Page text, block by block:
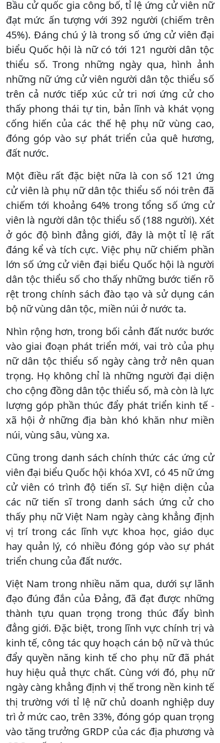
Bầu cử quốc gia công bố, tỉ lệ ứng cử viên nữ
đạt mức ấn tượng với 392 người (chiếm trên
45%). Đáng chú ý là trong số ứng cử viên đại
biểu Quốc hội là nữ có tới 121 người dân tộc
thiểu số. Trong những ngày qua, hình ảnh
những nữ ứng cử viên người dân tộc thiểu số
trên cả nước tiếp xúc cử tri nơi ứng cử cho
thấy phong thái tự tin, bản lĩnh và khát vọng
cống hiến của các thế hệ phụ nữ vùng cao,
đóng góp vào sự phát triển của quê hương,
đất nước.
Một điều rất đặc biệt nữa là con số 121 ứng
cử viên là phụ nữ dân tộc thiểu số nói trên đã
chiếm tới khoảng 64% trong tổng số ứng cử
viên là người dân tộc thiểu số (188 người). Xét
ở góc độ bình đẳng giới, đây là một tỉ lệ rất
đáng kể và tích cực. Việc phụ nữ chiếm phần
lớn số ứng cử viên đại biểu Quốc hội là người
dân tộc thiểu số cho thấy những bước tiến rõ
rệt trong chính sách đào tạo và sử dụng cán
bộ nữ vùng dân tộc, miền núi ở nước ta.
Nhìn rộng hơn, trong bối cảnh đất nước bước
vào giai đoạn phát triển mới, vai trò của phụ
nữ dân tộc thiểu số ngày càng trở nên quan
trọng. Họ không chỉ là những người đại diện
cho cộng đồng dân tộc thiểu số, mà còn là lực
lượng góp phần thúc đẩy phát triển kinh tế -
xã hội ở những địa bàn khó khăn như miền
núi, vùng sâu, vùng xa.
Cũng trong danh sách chính thức các ứng cử
viên đại biểu Quốc hội khóa XVI, có 45 nữ ứng
cử viên có trình độ tiến sĩ. Sự hiện diện của
các nữ tiến sĩ trong danh sách ứng cử cho
thấy phụ nữ Việt Nam ngày càng khẳng định
vị trí trong các lĩnh vực khoa học, giáo dục
hay quản lý, có nhiều đóng góp vào sự phát
triển chung của đất nước.
Việt Nam trong nhiều năm qua, dưới sự lãnh
đạo đúng đắn của Đảng, đã đạt được những
thành tựu quan trọng trong thúc đẩy bình
đẳng giới. Đặc biệt, trong lĩnh vực chính trị và
kinh tế, công tác quy hoạch cán bộ nữ và thúc
đẩy quyền năng kinh tế cho phụ nữ đã phát
huy hiệu quả thực chất. Cùng với đó, phụ nữ
ngày càng khẳng định vị thế trong nền kinh tế
thị trường với tỉ lệ nữ chủ doanh nghiệp duy
trì ở mức cao, trên 33%, đóng góp quan trọng
vào tăng trưởng GRDP của các địa phương và